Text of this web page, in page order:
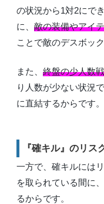
の状況から1対2にで
に、 敵の装備やアイ
ことで敵のデスボッ
また、 終盤の少人数戦
り人数が少ない状況
に直結するからです。
『確キル』のリス
一方で、確キルには
を取られている間に、
るからです。